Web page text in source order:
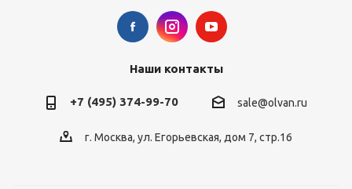
Наши контакты
+7 (495) 374-99-70 sale@olvan.ru
г. Москва, ул. Егорьевская, дом 7, стр.16